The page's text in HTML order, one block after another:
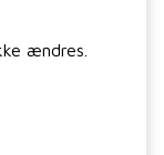
ændres.